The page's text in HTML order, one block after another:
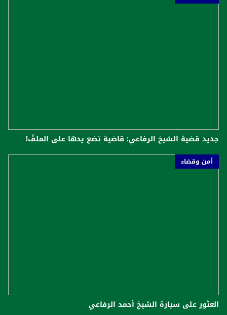
جديد قضية الشيخ الرفاعي: قاضية تضع يدها على الملفّ!
أمن وقضاء
العثور على سيارة الشيخ أحمد الرفاعي